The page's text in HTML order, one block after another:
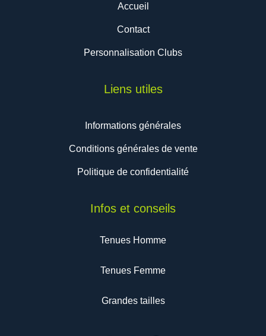
Accueil
Contact
Personnalisation Clubs
Liens utiles
Informations générales
Conditions générales de vente
Politique de confidentialité
Infos et conseils
Tenues Homme
Tenues Femme
Grandes tailles